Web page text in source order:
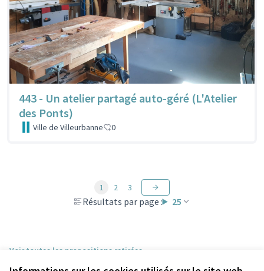
443 - Un atelier partagé auto-géré (L'Atelier
des Ponts)
Ville de Villeurbanne 0
Résultats par page : 25
1 2 3
Voir toutes les propositions retirées